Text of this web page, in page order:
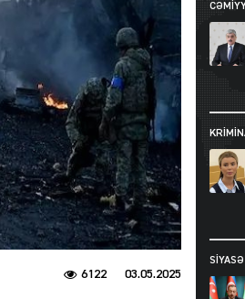
03.05.2025
6122